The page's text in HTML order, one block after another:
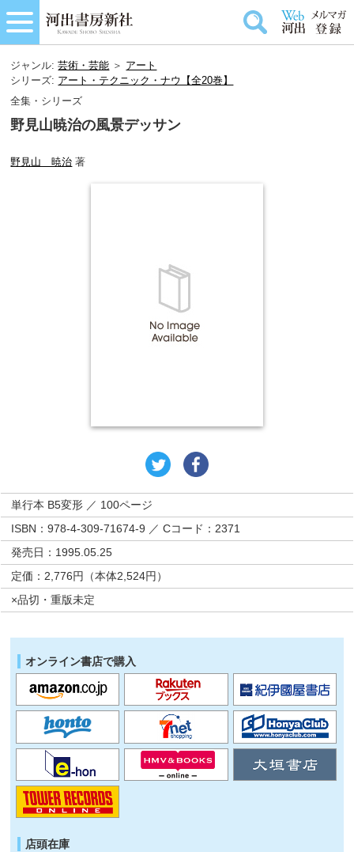
ジャンル:芸術・芸能 ＞ アート
シリーズ: アート・テクニック・ナウ【全20巻】
全集・シリーズ
野見山暁治の風景デッサン
野見山 暁治 著
単行本 B5変形 ／ 100ページ
ISBN：978-4-309-71674-9 ／ Cコード：2371
発売日：1995.05.25
定価：2,776円（本体2,524円）
×品切・重版未定
オンライン書店で購入
店頭在庫